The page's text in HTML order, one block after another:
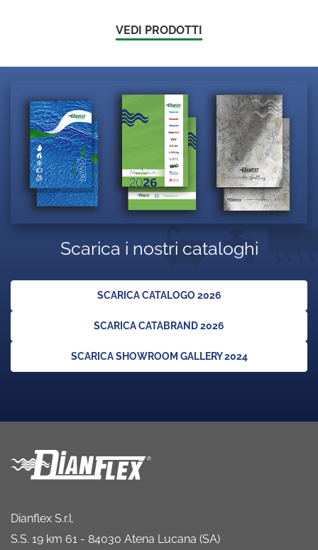
VEDI PRODOTTI
Scarica i nostri cataloghi
SCARICA CATALOGO 2026
SCARICA CATABRAND 2026
SCARICA SHOWROOM GALLERY 2024
Dianflex S.r.l.
S.S. 19 km 61 - 84030 Atena Lucana (SA)